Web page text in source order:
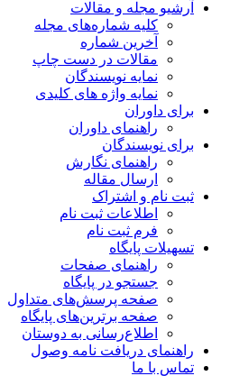
آرشیو مجله و مقالات
کلیه شماره‌های مجله
آخرین شماره
مقالات در دست چاپ
نمایه نویسندگان
نمایه واژه های کلیدی
برای داوران
راهنمای داوران
برای نویسندگان
راهنمای نگارش
ارسال مقاله
ثبت نام و اشتراک
اطلاعات ثبت نام
فرم ثبت نام
تسهیلات پایگاه
راهنمای صفحات
جستجو در پایگاه
صفحه پرسش‌های متداول
صفحه برترین‌های پایگاه
اطلاع‌رسانی به دوستان
راهنمای دریافت نامه وصول
تماس با ما